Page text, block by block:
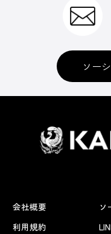
ソー
会社概要
利用規約
ソ